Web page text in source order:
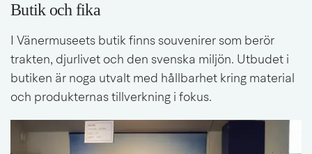
Butik och fika
I Vänermuseets butik finns souvenirer som berör
trakten, djurlivet och den svenska miljön. Utbudet i
butiken är noga utvalt med hållbarhet kring material
och produkternas tillverkning i fokus.